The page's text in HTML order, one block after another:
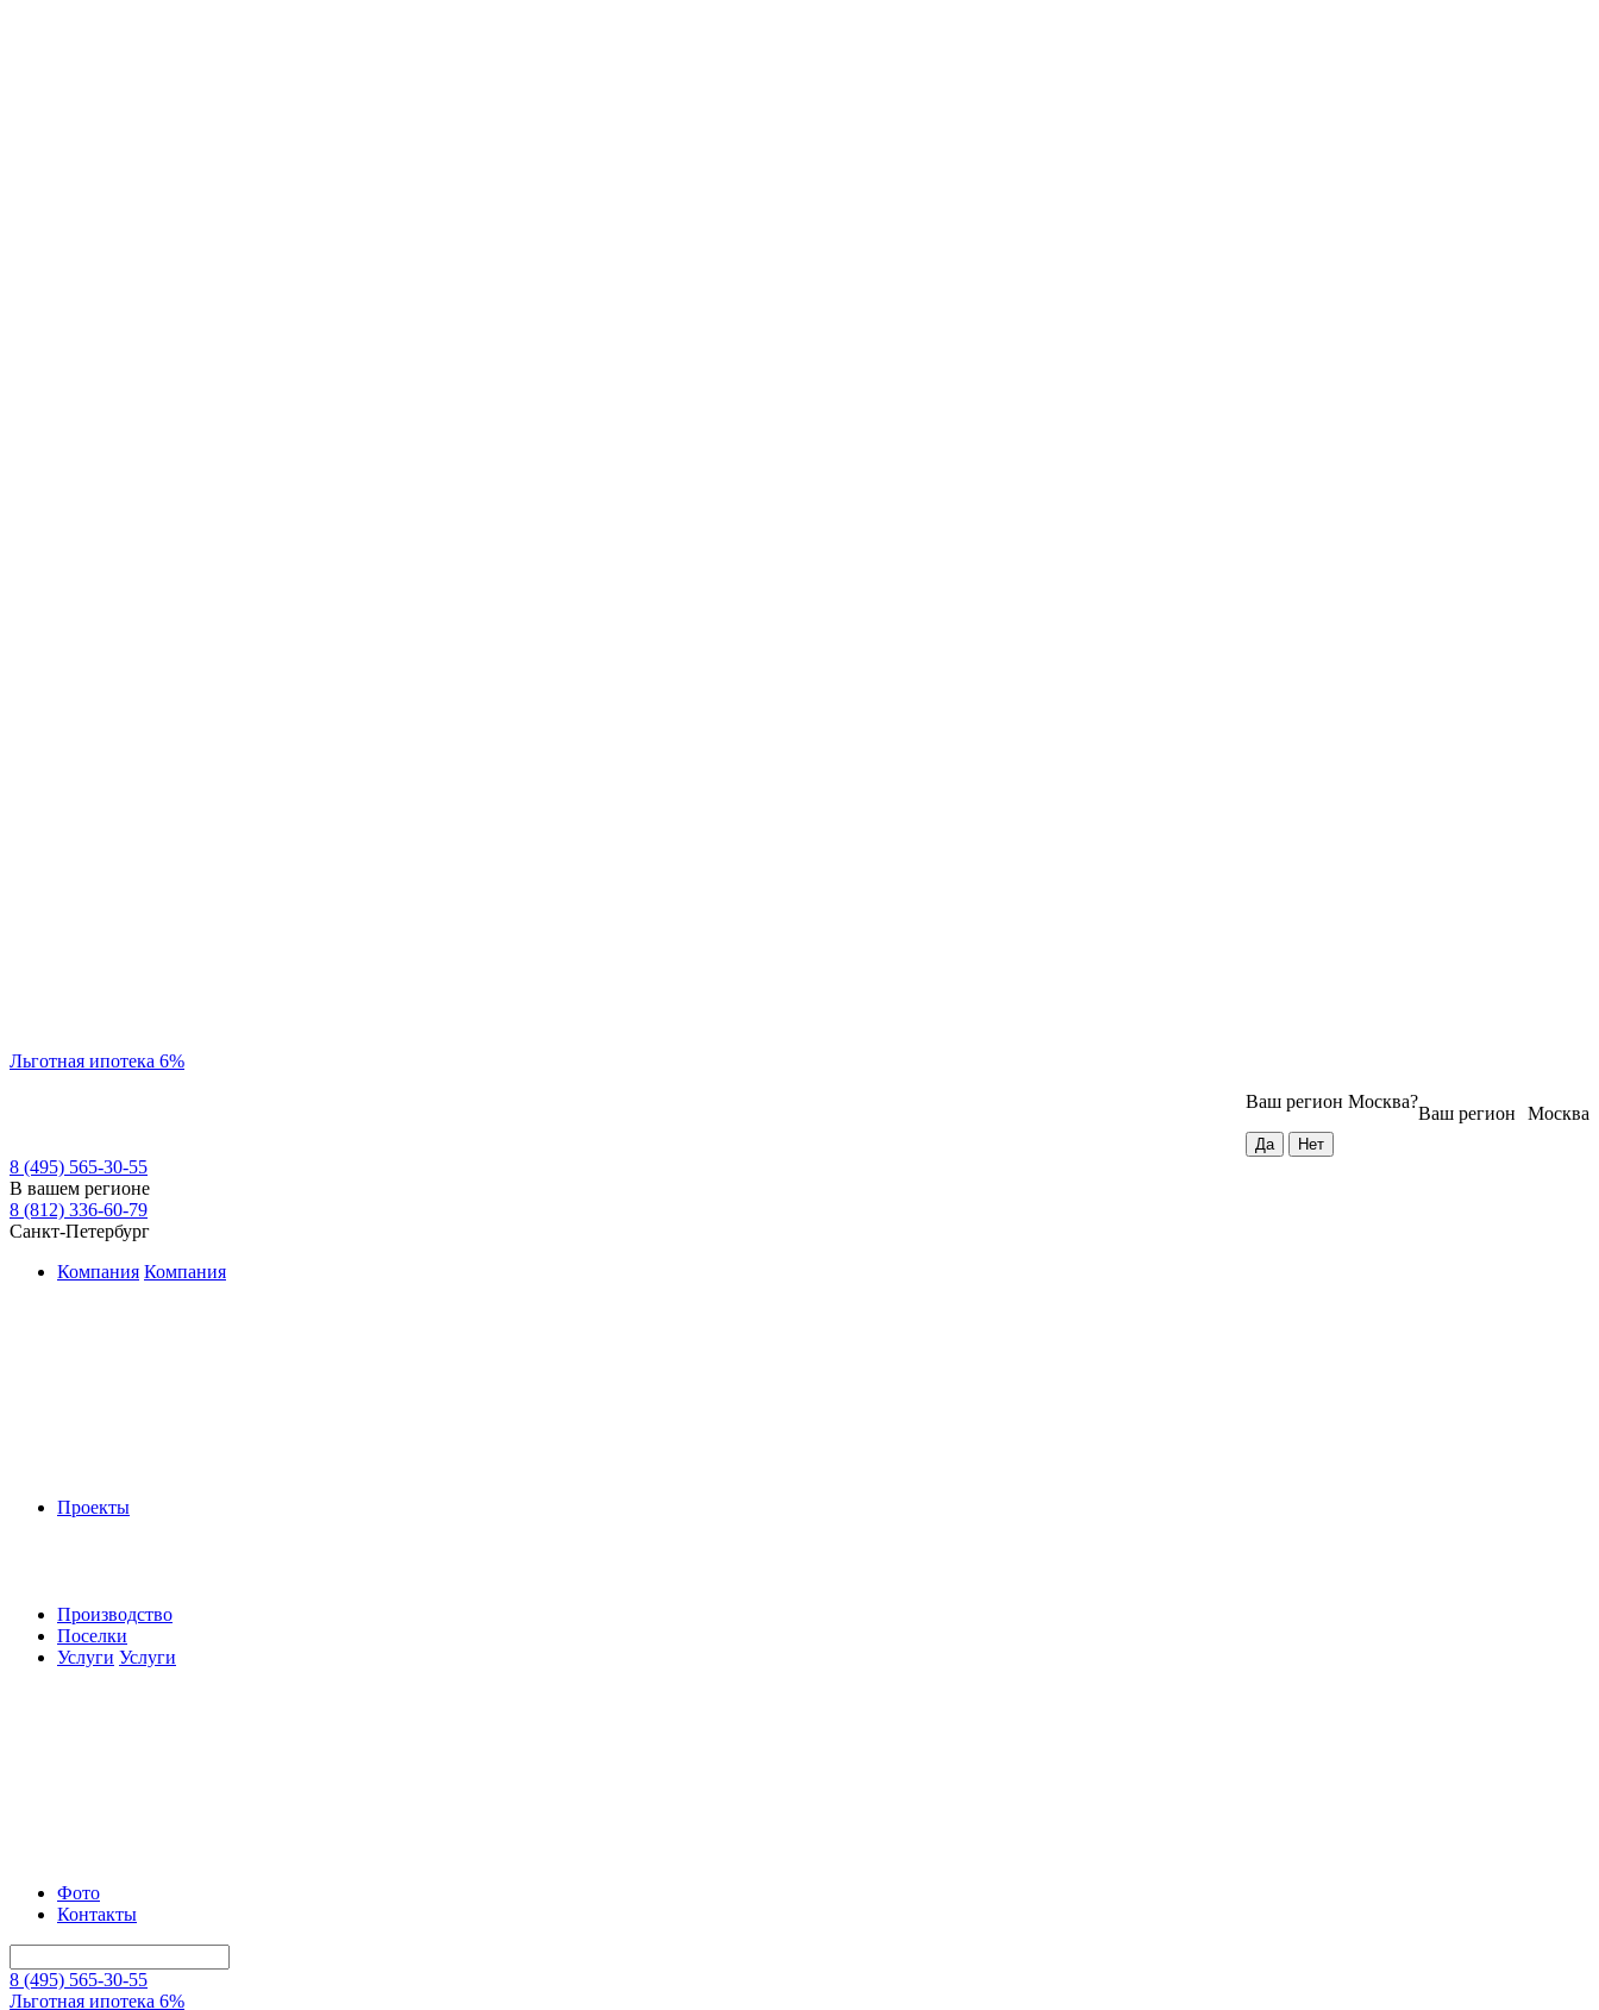
Льготная ипотека 6%
Москва
Ваш регион
Ваш регион Москва?
8 (495) 565-30-55
В вашем регионе
8 (812) 336-60-79
Санкт-Петербург
Компания Компания
Проекты
Производство
Поселки
Услуги Услуги
Фото
Контакты
8 (495) 565-30-55
Льготная ипотека 6%